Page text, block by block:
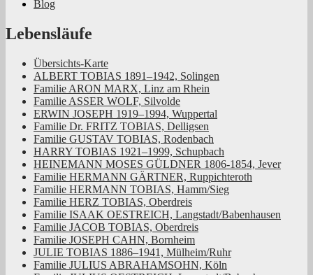
Rheinland
Blog
Lebensläufe
Übersichts-Karte
ALBERT TOBIAS 1891–1942, Solingen
Familie ARON MARX, Linz am Rhein
Familie ASSER WOLF, Silvolde
ERWIN JOSEPH 1919–1994, Wuppertal
Familie Dr. FRITZ TOBIAS, Delligsen
Familie GUSTAV TOBIAS, Rodenbach
HARRY TOBIAS 1921–1999, Schupbach
HEINEMANN MOSES GÜLDNER 1806-1854, Jever
Familie HERMANN GÄRTNER, Ruppichteroth
Familie HERMANN TOBIAS, Hamm/Sieg
Familie HERZ TOBIAS, Oberdreis
Familie ISAAK OESTREICH, Langstadt/Babenhausen
Familie JACOB TOBIAS, Oberdreis
Familie JOSEPH CAHN, Bornheim
JULIE TOBIAS 1886–1941, Mülheim/Ruhr
Familie JULIUS ABRAHAMSOHN, Köln